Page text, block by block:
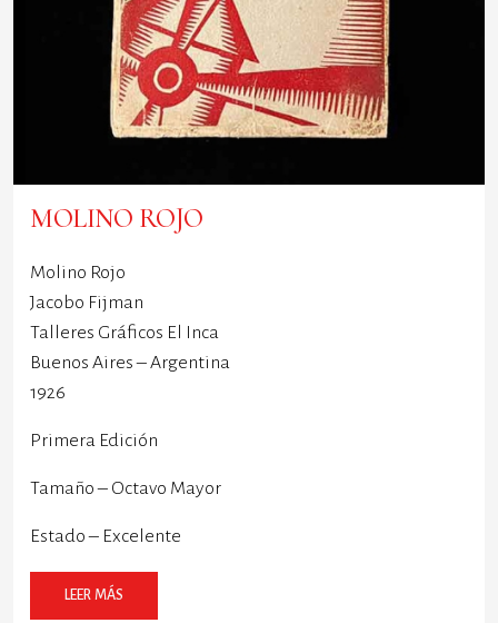
MOLINO ROJO
Molino Rojo
Jacobo Fijman
Talleres Gráficos El Inca
Buenos Aires – Argentina
1926
Primera Edición
Tamaño – Octavo Mayor
Estado – Excelente
LEER MÁS